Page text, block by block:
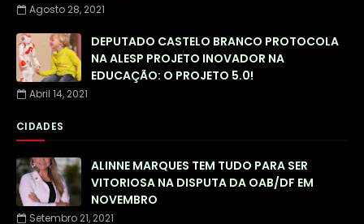
Agosto 28, 2021
DEPUTADO CASTELO BRANCO PROTOCOLA
NA ALESP PROJETO INOVADOR NA
EDUCAÇÃO: O PROJETO 5.0!
Abril 14, 2021
CIDADES
ALINNE MARQUES TEM TUDO PARA SER
VITORIOSA NA DISPUTA DA OAB/DF EM
NOVEMBRO
Setembro 21, 2021